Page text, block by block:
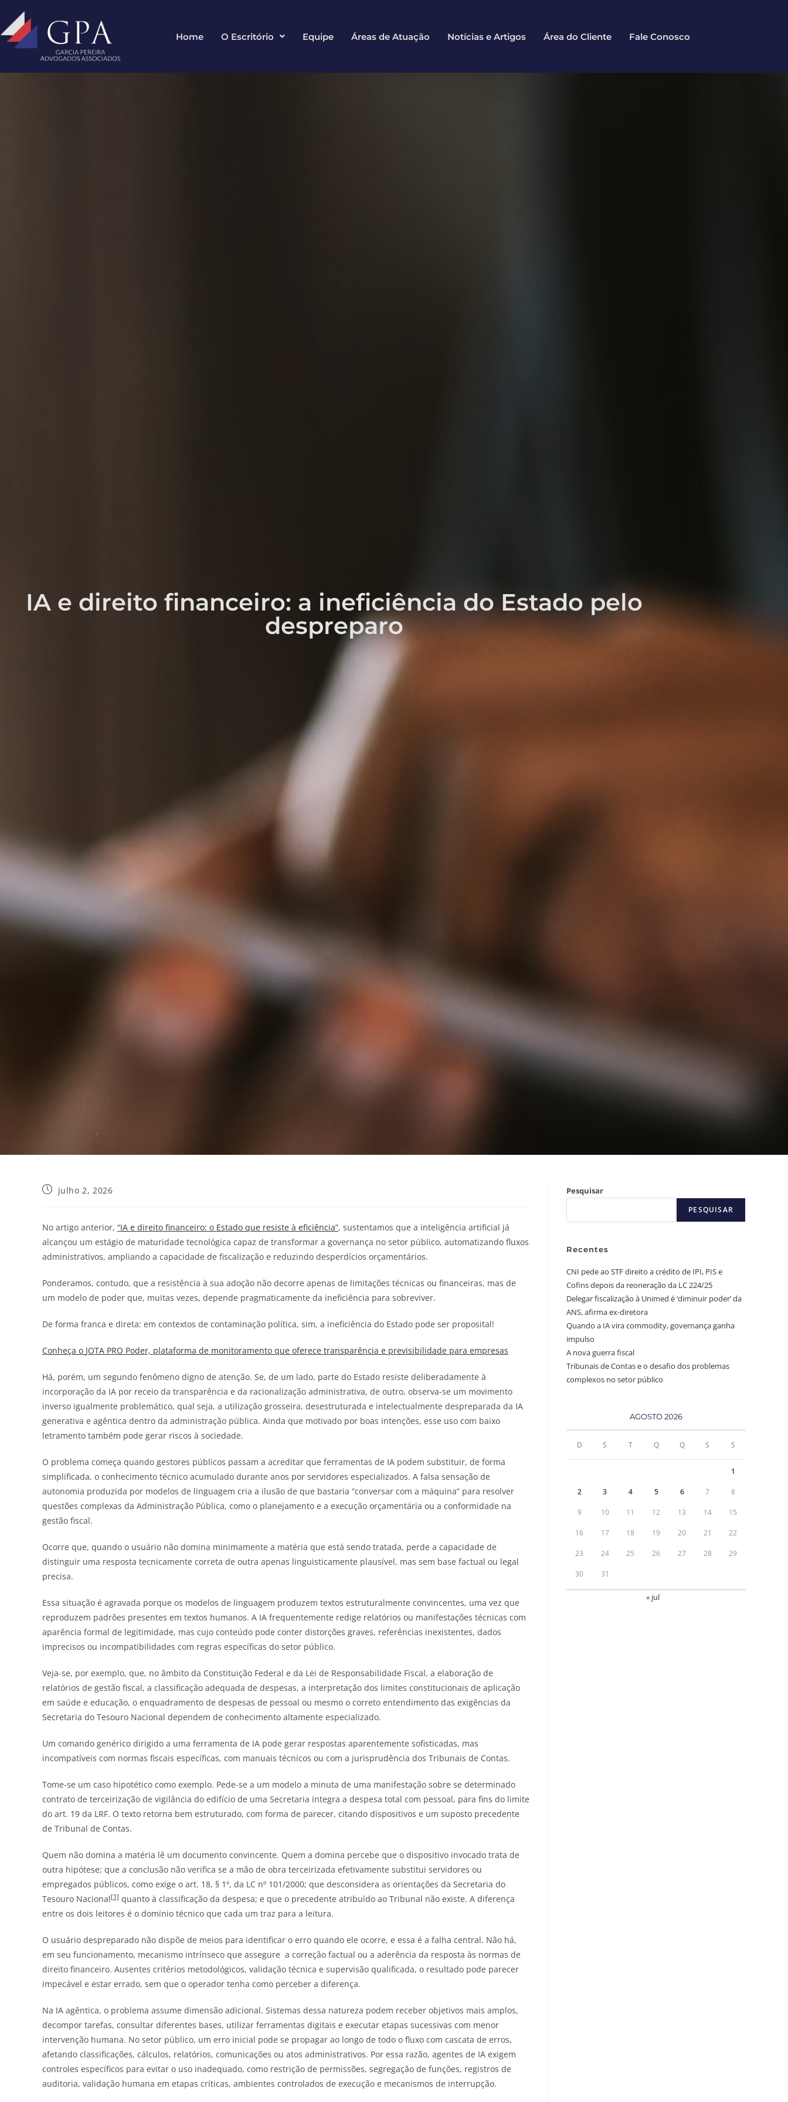
Home O Escritório Equipe Áreas de Atuação Notícias e Artigos Área do Cliente Fale Conosco
IA e direito financeiro: a ineficiência do Estado pelo
despreparo
julho 2, 2026
No artigo anterior, “IA e direito financeiro: o Estado que resiste à eficiência”, sustentamos que a inteligência artificial já
alcançou um estágio de maturidade tecnológica capaz de transformar a governança no setor público, automatizando fluxos
administrativos, ampliando a capacidade de fiscalização e reduzindo desperdícios orçamentários.
Ponderamos, contudo, que a resistência à sua adoção não decorre apenas de limitações técnicas ou financeiras, mas de
um modelo de poder que, muitas vezes, depende pragmaticamente da ineficiência para sobreviver.
De forma franca e direta: em contextos de contaminação política, sim, a ineficiência do Estado pode ser proposital!
Conheça o JOTA PRO Poder, plataforma de monitoramento que oferece transparência e previsibilidade para empresas
Há, porém, um segundo fenômeno digno de atenção. Se, de um lado, parte do Estado resiste deliberadamente à
incorporação da IA por receio da transparência e da racionalização administrativa, de outro, observa-se um movimento
inverso igualmente problemático, qual seja, a utilização grosseira, desestruturada e intelectualmente despreparada da IA
generativa e agêntica dentro da administração pública. Ainda que motivado por boas intenções, esse uso com baixo
letramento também pode gerar riscos à sociedade.
O problema começa quando gestores públicos passam a acreditar que ferramentas de IA podem substituir, de forma
simplificada, o conhecimento técnico acumulado durante anos por servidores especializados. A falsa sensação de
autonomia produzida por modelos de linguagem cria a ilusão de que bastaria “conversar com a máquina” para resolver
questões complexas da Administração Pública, como o planejamento e a execução orçamentária ou a conformidade na
gestão fiscal.
Ocorre que, quando o usuário não domina minimamente a matéria que está sendo tratada, perde a capacidade de
distinguir uma resposta tecnicamente correta de outra apenas linguisticamente plausível, mas sem base factual ou legal
precisa.
Essa situação é agravada porque os modelos de linguagem produzem textos estruturalmente convincentes, uma vez que
reproduzem padrões presentes em textos humanos. A IA frequentemente redige relatórios ou manifestações técnicas com
aparência formal de legitimidade, mas cujo conteúdo pode conter distorções graves, referências inexistentes, dados
imprecisos ou incompatibilidades com regras específicas do setor público.
Veja-se, por exemplo, que, no âmbito da Constituição Federal e da Lei de Responsabilidade Fiscal, a elaboração de
relatórios de gestão fiscal, a classificação adequada de despesas, a interpretação dos limites constitucionais de aplicação
em saúde e educação, o enquadramento de despesas de pessoal ou mesmo o correto entendimento das exigências da
Secretaria do Tesouro Nacional dependem de conhecimento altamente especializado.
Um comando genérico dirigido a uma ferramenta de IA pode gerar respostas aparentemente sofisticadas, mas
incompatíveis com normas fiscais específicas, com manuais técnicos ou com a jurisprudência dos Tribunais de Contas.
Tome-se um caso hipotético como exemplo. Pede-se a um modelo a minuta de uma manifestação sobre se determinado
contrato de terceirização de vigilância do edifício de uma Secretaria integra a despesa total com pessoal, para fins do limite
do art. 19 da LRF. O texto retorna bem estruturado, com forma de parecer, citando dispositivos e um suposto precedente
de Tribunal de Contas.
Quem não domina a matéria lê um documento convincente. Quem a domina percebe que o dispositivo invocado trata de
outra hipótese; que a conclusão não verifica se a mão de obra terceirizada efetivamente substitui servidores ou
empregados públicos, como exige o art. 18, § 1º, da LC nº 101/2000; que desconsidera as orientações da Secretaria do
Tesouro Nacional[1] quanto à classificação da despesa; e que o precedente atribuído ao Tribunal não existe. A diferença
entre os dois leitores é o domínio técnico que cada um traz para a leitura.
O usuário despreparado não dispõe de meios para identificar o erro quando ele ocorre, e essa é a falha central. Não há,
em seu funcionamento, mecanismo intrínseco que assegure a correção factual ou a aderência da resposta às normas de
direito financeiro. Ausentes critérios metodológicos, validação técnica e supervisão qualificada, o resultado pode parecer
impecável e estar errado, sem que o operador tenha como perceber a diferença.
Na IA agêntica, o problema assume dimensão adicional. Sistemas dessa natureza podem receber objetivos mais amplos,
decompor tarefas, consultar diferentes bases, utilizar ferramentas digitais e executar etapas sucessivas com menor
intervenção humana. No setor público, um erro inicial pode se propagar ao longo de todo o fluxo com cascata de erros,
afetando classificações, cálculos, relatórios, comunicações ou atos administrativos. Por essa razão, agentes de IA exigem
controles específicos para evitar o uso inadequado, como restrição de permissões, segregação de funções, registros de
auditoria, validação humana em etapas críticas, ambientes controlados de execução e mecanismos de interrupção.
Pesquisar
PESQUISAR
Recentes
CNI pede ao STF direito a crédito de IPI, PIS e
Cofins depois da reoneração da LC 224/25
Delegar fiscalização à Unimed é ‘diminuir poder’ da
ANS, afirma ex-diretora
Quando a IA vira commodity, governança ganha
impulso
A nova guerra fiscal
Tribunais de Contas e o desafio dos problemas
complexos no setor público
AGOSTO 2026
D S T Q Q S S
1
2 3 4 5 6 7 8
9 10 11 12 13 14 15
16 17 18 19 20 21 22
23 24 25 26 27 28 29
30 31
« jul